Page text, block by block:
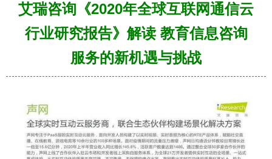
艾瑞咨询《2020年全球互联网通信云
行业研究报告》解读 教育信息咨询
服务的新机遇与挑战